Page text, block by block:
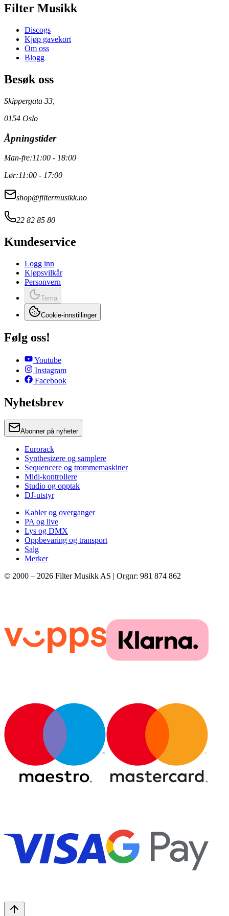
Filter Musikk
Discogs
Kjøp gavekort
Om oss
Blogg
Besøk oss
Skippergata 33,
0154 Oslo
Åpningstider
Man-fre:11:00 - 18:00
Lør:11:00 - 17:00
shop@filtermusikk.no
22 82 85 80
Kundeservice
Logg inn
Kjøpsvilkår
Personvern
Tema
Cookie-innstillinger
Følg oss!
Youtube
Instagram
Facebook
Nyhetsbrev
Abonner på nyheter
Eurorack
Synthesizere og samplere
Sequencere og trommemaskiner
Midi-kontrollere
Studio og opptak
DJ-utstyr
Kabler og overganger
PA og live
Lys og DMX
Oppbevaring og transport
Salg
Merker
© 2000 – 2026 Filter Musikk AS | Orgnr: 981 874 862